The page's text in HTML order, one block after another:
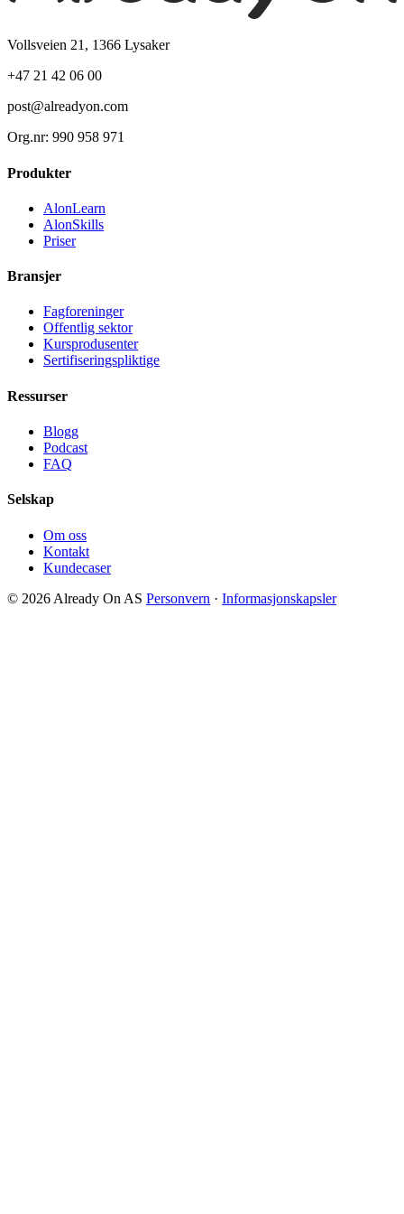
Vollsveien 21, 1366 Lysaker
+47 21 42 06 00
post@alreadyon.com
Org.nr: 990 958 971
Produkter
AlonLearn
AlonSkills
Priser
Bransjer
Fagforeninger
Offentlig sektor
Kursprodusenter
Sertifiseringspliktige
Ressurser
Blogg
Podcast
FAQ
Selskap
Om oss
Kontakt
Kundecaser
© 2026 Already On AS Personvern · Informasjonskapsler